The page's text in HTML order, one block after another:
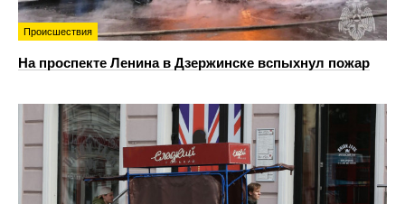
Происшествия
На проспекте Ленина в Дзержинске вспыхнул пожар